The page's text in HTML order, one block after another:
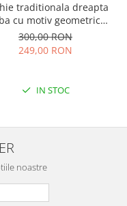
traditionala dreapta
cu motiv geometric
albastru Tania
300,00 RON
249,00 RON
IN STOC
noastre